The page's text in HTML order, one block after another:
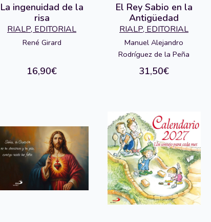
La ingenuidad de la
risa
RIALP, EDITORIAL
René Girard
16,90€
El Rey Sabio en la
Antigüedad
RIALP, EDITORIAL
Manuel Alejandro
Rodríguez de la Peña
31,50€